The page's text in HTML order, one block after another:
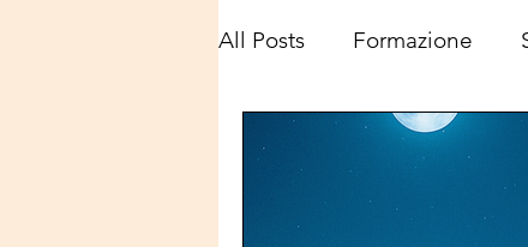
All Posts Formazione
Nutrizione infantile
adolescenti